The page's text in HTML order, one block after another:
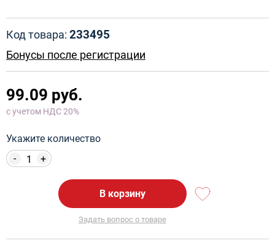
Код товара: 233495
Бонусы после регистрации
99.09 руб.
с учетом НДС 20%
Укажите количество
+
-
В корзину
Задать вопрос о товаре